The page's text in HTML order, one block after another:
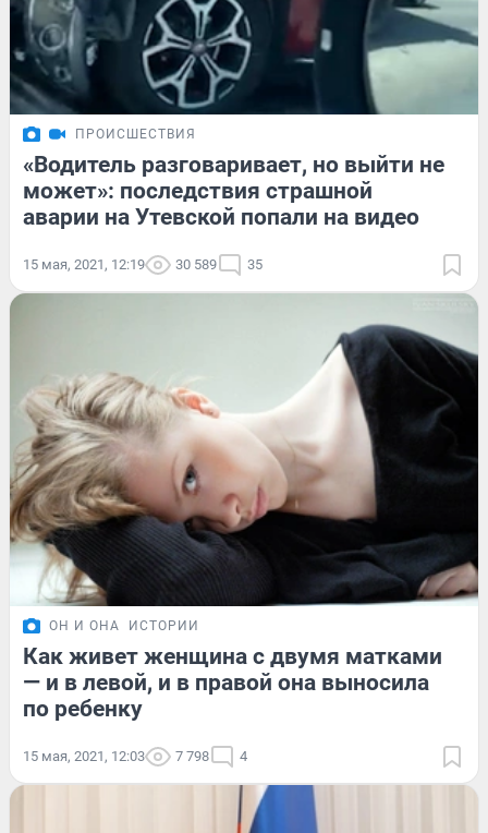
ПРОИСШЕСТВИЯ
«Водитель разговаривает, но выйти не
может»: последствия страшной
аварии на Утевской попали на видео
15 мая, 2021, 12:19 30 589 35
ОН И ОНА ИСТОРИИ
Как живет женщина с двумя матками
— и в левой, и в правой она выносила
по ребенку
15 мая, 2021, 12:03 7 798 4